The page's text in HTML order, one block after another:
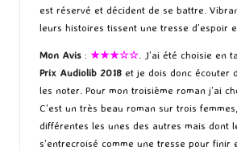
est réservé et décident de se battre.
leurs histoires tissent une tresse d’espoir
Mon Avis : ★★★☆☆ . J’ai été choisie en
Prix Audiolib 2018 et je dois donc écouter
les noter. Pour mon troisième roman j’ai
C’est un très beau roman sur trois
différentes les unes des autres mais dont
s’entrecroisé comme une tresse pour finir